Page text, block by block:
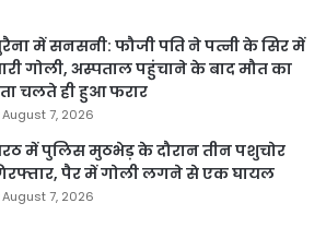
में सनसनी: फौजी पति ने पत्नी के सिर में
गोली, अस्पताल पहुंचाने के बाद मौत का
चलते ही हुआ फरार
August 7, 2026
में पुलिस मुठभेड़ के दौरान तीन पशुचोर
पैर में गोली लगने से एक घायल
August 7, 2026